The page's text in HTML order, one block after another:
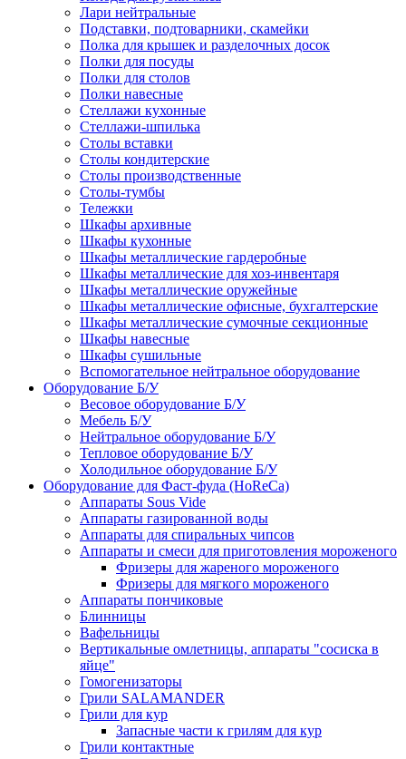
Лари нейтральные
Подставки, подтоварники, скамейки
Полка для крышек и разделочных досок
Полки для посуды
Полки для столов
Полки навесные
Стеллажи кухонные
Стеллажи-шпилька
Столы вставки
Столы кондитерские
Столы производственные
Столы-тумбы
Тележки
Шкафы архивные
Шкафы кухонные
Шкафы металлические гардеробные
Шкафы металлические для хоз-инвентаря
Шкафы металлические оружейные
Шкафы металлические офисные, бухгалтерские
Шкафы металлические сумочные секционные
Шкафы навесные
Шкафы сушильные
Вспомогательное нейтральное оборудование
Оборудование Б/У
Весовое оборудование Б/У
Мебель Б/У
Нейтральное оборудование Б/У
Тепловое оборудование Б/У
Холодильное оборудование Б/У
Оборудование для Фаст-фуда (HoReCa)
Аппараты Sous Vide
Аппараты газированной воды
Аппараты для спиральных чипсов
Аппараты и смеси для приготовления мороженого
Фризеры для жареного мороженого
Фризеры для мягкого мороженого
Аппараты пончиковые
Блинницы
Вафельницы
Вертикальные омлетницы, аппараты "сосиска в
яйце"
Гомогенизаторы
Грили SALAMANDER
Грили для кур
Запасные части к грилям для кур
Грили контактные